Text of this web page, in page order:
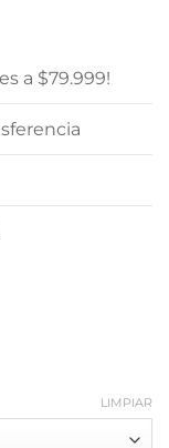
a $79.999!
LIMPIAR